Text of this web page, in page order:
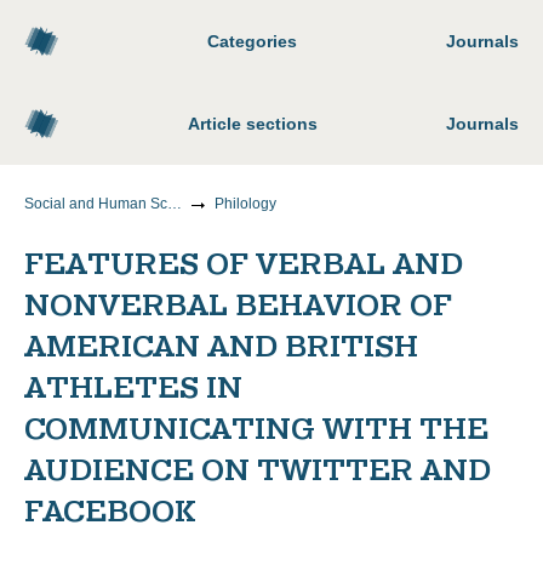
Categories Journals
Article sections Journals
Social and Human Sciences Philology
FEATURES OF VERBAL AND
NONVERBAL BEHAVIOR OF
AMERICAN AND BRITISH
ATHLETES IN
COMMUNICATING WITH THE
AUDIENCE ON TWITTER AND
FACEBOOK